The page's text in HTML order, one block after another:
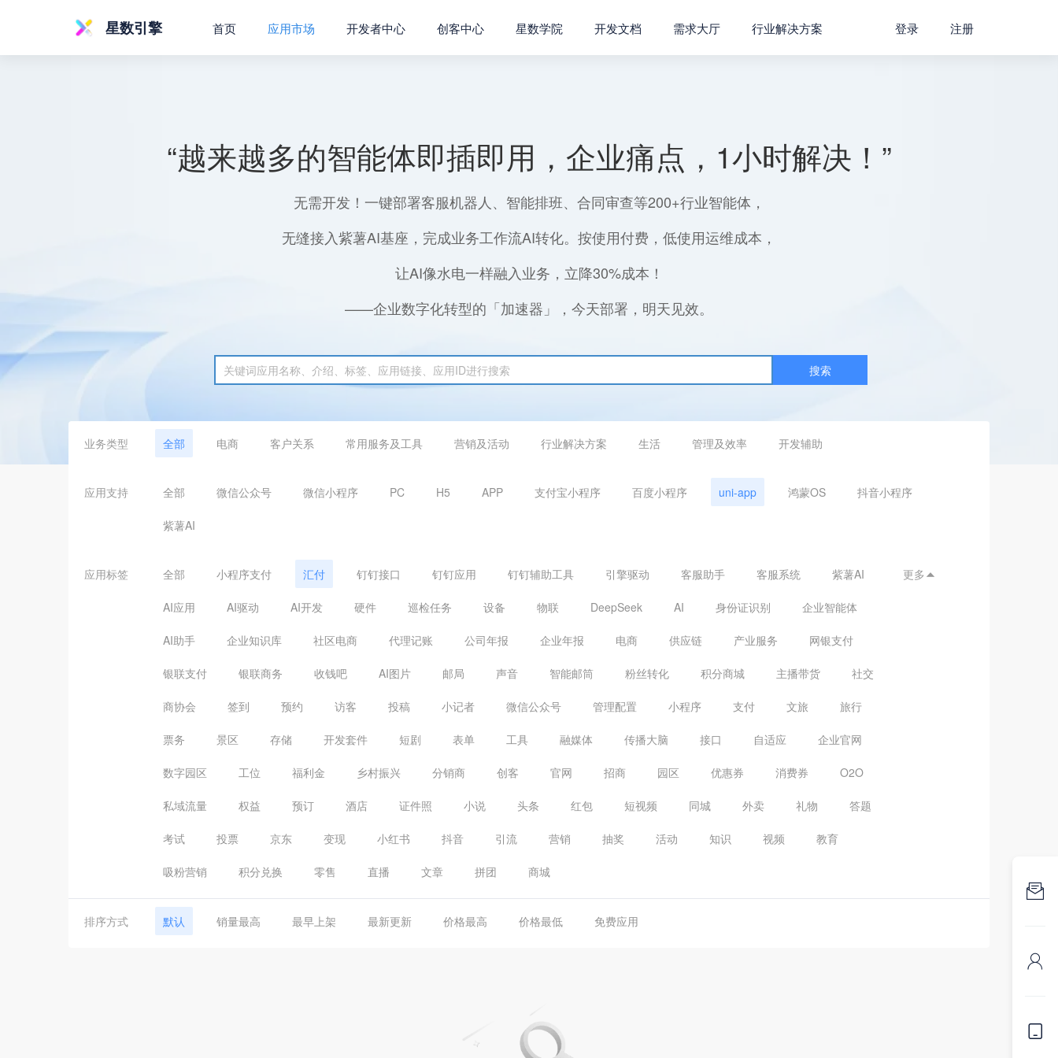
星数引擎 首页 应用市场 开发者中心 创客中心 星数学院 开发文档 需求大厅 行业解决方案 登录 注册
“越来越多的智能体即插即用，企业痛点，1小时解决！”
无需开发！一键部署客服机器人、智能排班、合同审查等200+行业智能体，
无缝接入紫薯AI基座，完成业务工作流AI转化。按使用付费，低使用运维成本，
让AI像水电一样融入业务，立降30%成本！
——企业数字化转型的「加速器」，今天部署，明天见效。
搜索
业务类型 全部 电商 客户关系 常用服务及工具 营销及活动 行业解决方案 生活 管理及效率 开发辅助
应用支持 全部 微信公众号 微信小程序 PC H5 APP 支付宝小程序 百度小程序 uni-app 鸿蒙OS 抖音小程序
紫薯AI
应用标签 全部 小程序支付 汇付 钉钉接口 钉钉应用 钉钉辅助工具 引擎驱动 客服助手 客服系统 紫薯AI
AI应用 AI驱动 AI开发 硬件 巡检任务 设备 物联 DeepSeek AI 身份证识别 企业智能体
AI助手 企业知识库 社区电商 代理记账 公司年报 企业年报 电商 供应链 产业服务 网银支付
银联支付 银联商务 收钱吧 AI图片 邮局 声音 智能邮筒 粉丝转化 积分商城 主播带货 社交
商协会 签到 预约 访客 投稿 小记者 微信公众号 管理配置 小程序 支付 文旅 旅行
票务 景区 存储 开发套件 短剧 表单 工具 融媒体 传播大脑 接口 自适应 企业官网
数字园区 工位 福利金 乡村振兴 分销商 创客 官网 招商 园区 优惠券 消费券 O2O
私域流量 权益 预订 酒店 证件照 小说 头条 红包 短视频 同城 外卖 礼物 答题
考试 投票 京东 变现 小红书 抖音 引流 营销 抽奖 活动 知识 视频 教育
吸粉营销 积分兑换 零售 直播 文章 拼团 商城
更多 
排序方式 默认 销量最高 最早上架 最新更新 价格最高 价格最低 免费应用


